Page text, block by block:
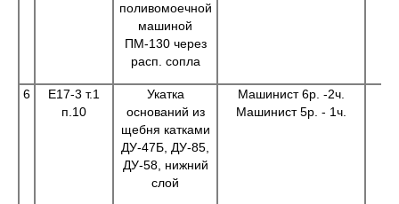
поливомоечной
машиной
ПМ-130 через
расп. сопла
6
Е17-3 т.1
п.10
Укатка
оснований из
щебня катками
ДУ-47Б, ДУ-85,
ДУ-58, нижний
слой
Машинист 6р. -2ч.
Машинист 5р. - 1ч.